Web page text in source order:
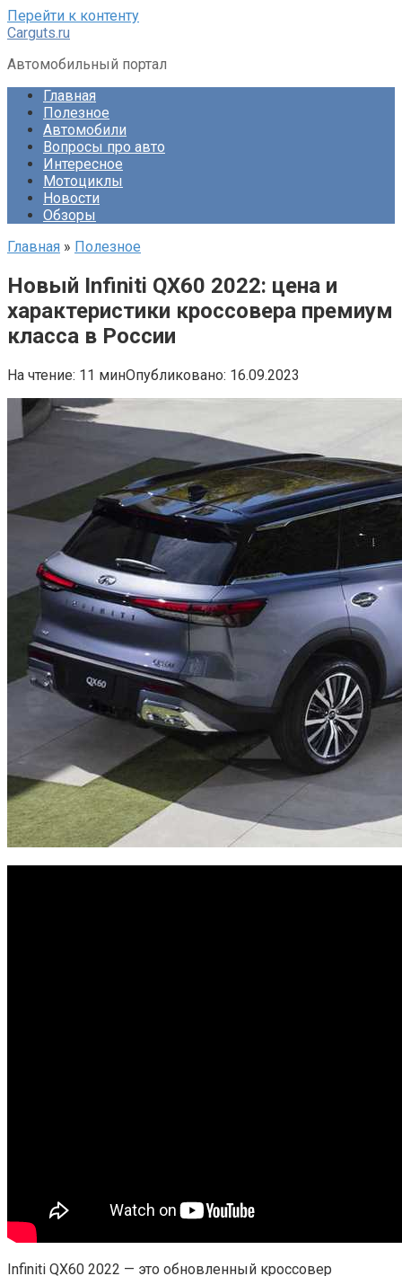
Перейти к контенту
Carguts.ru
Автомобильный портал
Главная
Полезное
Автомобили
Вопросы про авто
Интересное
Мотоциклы
Новости
Обзоры
Главная » Полезное
Новый Infiniti QX60 2022: цена и
характеристики кроссовера премиум
класса в России
На чтение: 11 минОпубликовано: 16.09.2023
Infiniti QX60 2022 — это обновленный кроссовер